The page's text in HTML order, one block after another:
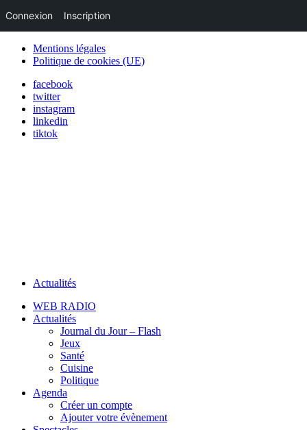
Mentions légales
Politique de cookies (UE)
facebook
twitter
instagram
linkedin
tiktok
Actualités
WEB RADIO
Actualités
Journal du Jour – Flash
Jeux
Santé
Cuisine
Politique
Agenda
Créer un compte
Ajouter votre évènement
Connexion Inscription